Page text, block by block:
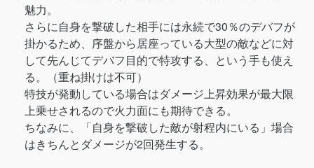
魅力。
さらに自身を撃破した相手には永続で30％のデバフが
掛かるため、序盤から居座っている大型の敵などに対
して先んじてデバフ目的で特攻する、という手も使え
る。（重ね掛けは不可）
特技が発動している場合はダメージ上昇効果が最大限
上乗せされるので火力面にも期待できる。
ちなみに、「自身を撃破した敵が射程内にいる」場合
はきちんとダメージが2回発生する。